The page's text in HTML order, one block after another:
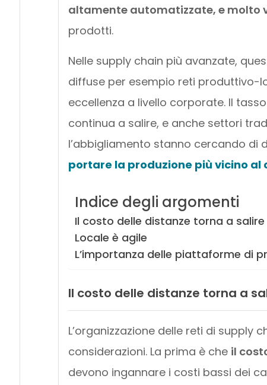
altamente automatizzate, e molto
prodotti.
Nelle supply chain più avanzate,
diffuse per esempio reti produttivo-
eccellenza a livello corporate. Il
continua a salire, e anche settori
l’abbigliamento stanno cercando di
portare la produzione più vicino al
Indice degli argomenti
Il costo delle distanze torna a salire
Locale è agile
L’importanza delle piattaforme di
Il costo delle distanze torna a
L’organizzazione delle reti di
considerazioni. La prima è che il
devono ingannare i costi bassi dei